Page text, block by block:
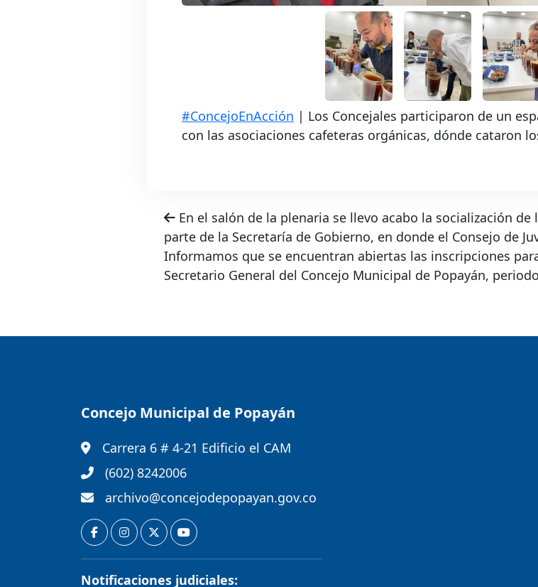
#ConcejoEnAcción | Los Concejales participaron de un
con las asociaciones cafeteras orgánicas, dónde cataron
En el salón de la plenaria se llevo acabo la socialización
parte de la Secretaría de Gobierno, en donde el Consejo de
Informamos que se encuentran abiertas las inscripciones
Secretario General del Concejo Municipal de Popayán,
Concejo Municipal de Popayán
Carrera 6 # 4-21 Edificio el CAM
(602) 8242006
archivo@concejodepopayan.gov.co
Notificaciones judiciales: